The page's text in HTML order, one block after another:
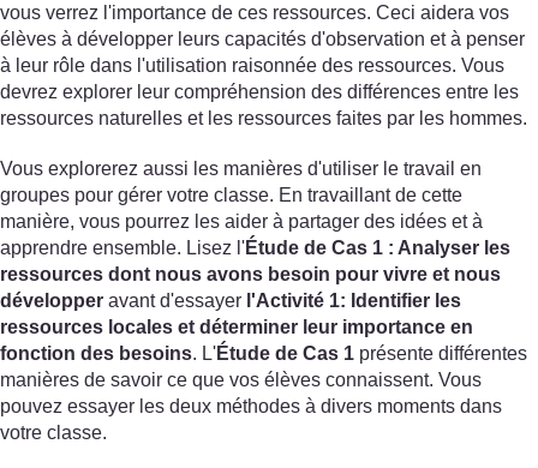
vous verrez l'importance de ces ressources. Ceci aidera vos
élèves à développer leurs capacités d'observation et à penser
à leur rôle dans l'utilisation raisonnée des ressources. Vous
devrez explorer leur compréhension des différences entre les
ressources naturelles et les ressources faites par les hommes.
Vous explorerez aussi les manières d'utiliser le travail en
groupes pour gérer votre classe. En travaillant de cette
manière, vous pourrez les aider à partager des idées et à
apprendre ensemble. Lisez l'Étude de Cas 1 : Analyser les
ressources dont nous avons besoin pour vivre et nous
développer avant d'essayer l'Activité 1: Identifier les
ressources locales et déterminer leur importance en
fonction des besoins. L'Étude de Cas 1 présente différentes
manières de savoir ce que vos élèves connaissent. Vous
pouvez essayer les deux méthodes à divers moments dans
votre classe.